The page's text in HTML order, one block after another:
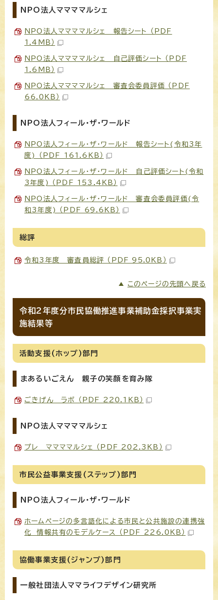
NPO法人ママママルシェ
NPO法人ママママルシェ 報告シート （PDF
1.4MB）
NPO法人ママママルシェ 自己評価シート （PDF
1.6MB）
NPO法人ママママルシェ 審査会委員評価 （PDF
66.0KB）
NPO法人フィール・ザ・ワールド
NPO法人フィール・ザ・ワールド 報告シート(令和3年
度) （PDF 161.6KB）
NPO法人フィール・ザ・ワールド 自己評価シート(令和
3年度) （PDF 153.4KB）
NPO法人フィール・ザ・ワールド 審査会委員評価(令
和3年度) （PDF 69.6KB）
総評
令和3年度 審査員総評 （PDF 95.0KB）
このページの先頭へ戻る
令和2年度分市民協働推進事業補助金採択事業実
施結果等
活動支援(ホップ)部門
まあるいごえん 親子の笑顔を育み隊
ごきげん ラボ （PDF 220.1KB）
NPO法人ママママルシェ
プレ ママママルシェ （PDF 202.3KB）
市民公益事業支援(ステップ)部門
NPO法人フィール・ザ・ワールド
ホームページの多言語化による市民と公共施設の連携強
化 情報共有のモデルケース （PDF 226.0KB）
協働事業支援(ジャンプ)部門
一般社団法人ママライフデザイン研究所